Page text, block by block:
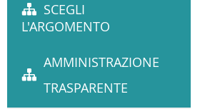
SCEGLI
L'ARGOMENTO
AMMINISTRAZIONE
TRASPARENTE